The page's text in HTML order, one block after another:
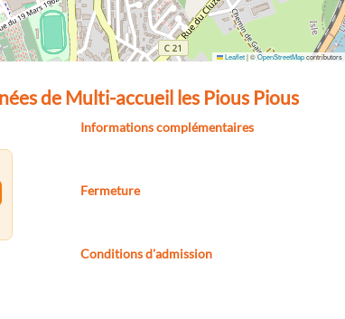
Leaflet|©OpenStreetMapcontributors
de Multi-accueil les Pious Pious
Informations complémentaires
Fermeture
Conditions d'admission